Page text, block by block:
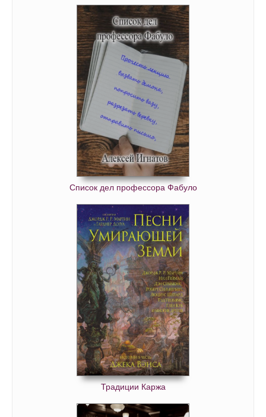
Список дел профессора Фабуло
Традиции Каржа